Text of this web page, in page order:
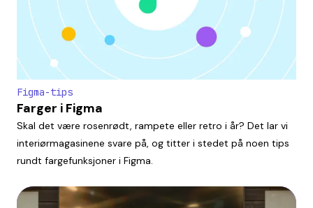
Figma-tips
Farger i Figma
Skal det være rosenrødt, rampete eller retro i år? Det lar vi
interiørmagasinene svare på, og titter i stedet på noen tips
rundt fargefunksjoner i Figma.